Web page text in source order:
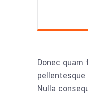
Donec
Nulla